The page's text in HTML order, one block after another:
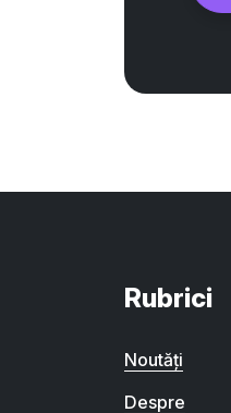
Rubrici
Noutăți
Despre